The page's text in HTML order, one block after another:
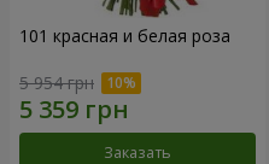
101 красная и белая роза
5 954 грн
Заказать